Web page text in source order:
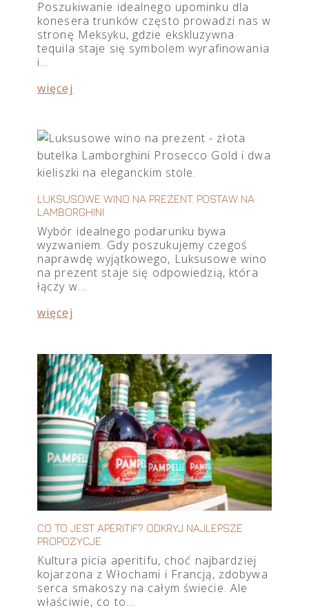
Poszukiwanie idealnego upominku dla
konesera trunków często prowadzi nas w
stronę Meksyku, gdzie ekskluzywna
tequila staje się symbolem wyrafinowania
i…
więcej
LUKSUSOWE WINO NA PREZENT. POSTAW NA
LAMBORGHINI
Wybór idealnego podarunku bywa
wyzwaniem. Gdy poszukujemy czegoś
naprawdę wyjątkowego, Luksusowe wino
na prezent staje się odpowiedzią, która
łączy w…
więcej
CO TO JEST APERITIF? ODKRYJ NAJLEPSZE
PROPOZYCJE
Kultura picia aperitifu, choć najbardziej
kojarzona z Włochami i Francją, zdobywa
serca smakoszy na całym świecie. Ale
właściwie, co to…